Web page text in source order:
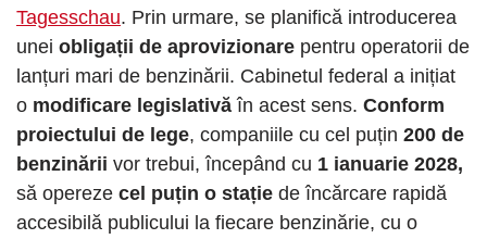
Tagesschau. Prin urmare, se planifică introducerea
unei obligații de aprovizionare pentru operatorii de
lanțuri mari de benzinării. Cabinetul federal a inițiat
o modificare legislativăîn acest sens. Conform
proiectului de lege, companiile cu cel puțin 200 de
benzinării vor trebui, începând cu 1 ianuarie 2028,
să opereze cel puțin o stație de încărcare rapidă
accesibilă publicului la fiecare benzinărie, cu o